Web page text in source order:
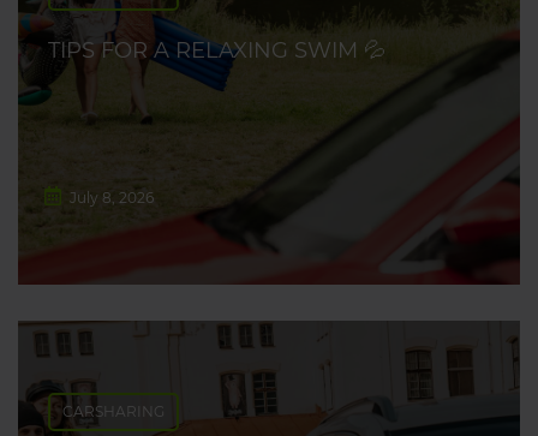
TIPS FOR A RELAXING SWIM 💦
July 8, 2026
CARSHARING